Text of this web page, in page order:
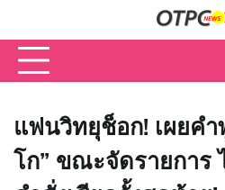
content
แฟนวิทยุช็อก! เผยคำ
โก” ขณะจัดรายการ